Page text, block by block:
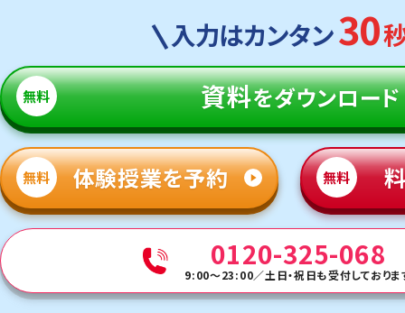
入力はカンタン30
無料 資料をダウンロード
無料 体験授業を予約 無料
0120-325-068
9:00～23:00／土日・祝日も受付しておりま